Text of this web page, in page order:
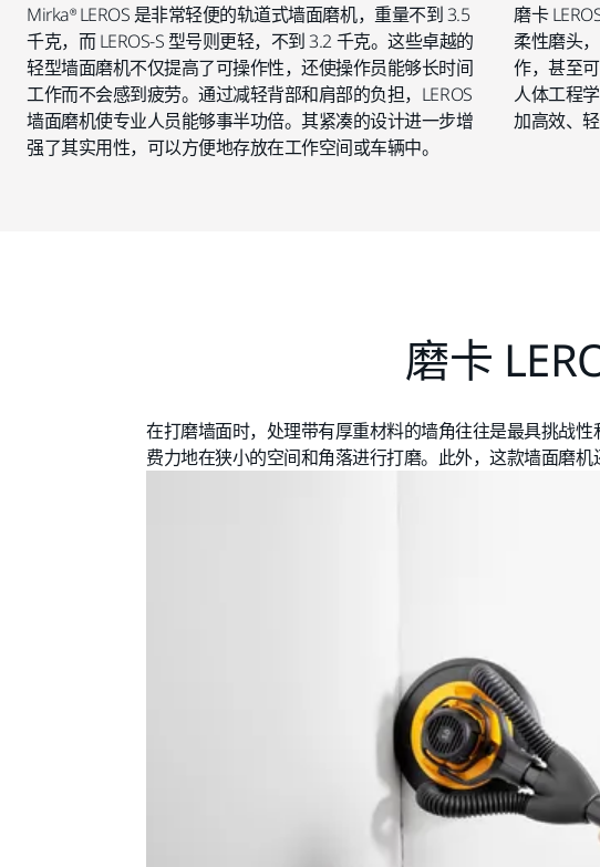
Mirka® LEROS 是非常轻便的轨道式墙面磨机，重量不到 3.5
千克，而 LEROS-S 型号则更轻，不到 3.2 千克。这些卓越的
轻型墙面磨机不仅提高了可操作性，还使操作员能够长时间
工作而不会感到疲劳。通过减轻背部和肩部的负担，LEROS
墙面磨机使专业人员能够事半功倍。其紧凑的设计进一步增
强了其实用性，可以方便地存放在工作空间或车辆中。
磨卡
柔性磨头
作，甚至
人体工程
加高效、轻
磨卡
在打磨墙面时，处理带有厚重材料的墙角往往是最具挑战
费力地在狭小的空间和角落进行打磨。此外，这款墙面磨